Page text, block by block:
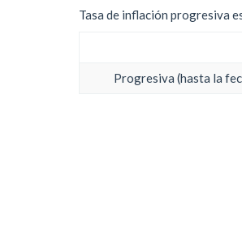
Tasa de inflación progresiva
Progresiva (hasta la